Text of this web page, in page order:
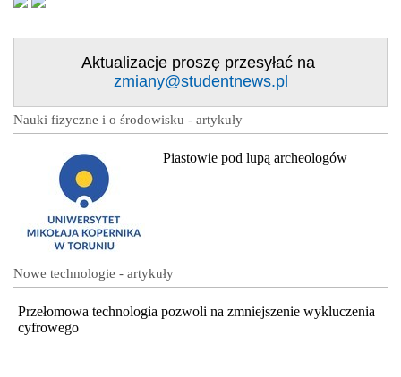
Aktualizacje proszę przesyłać na
zmiany@studentnews.pl
Nauki fizyczne i o środowisku - artykuły
Piastowie pod lupą archeologów
Nowe technologie - artykuły
Przełomowa technologia pozwoli na zmniejszenie wykluczenia
cyfrowego